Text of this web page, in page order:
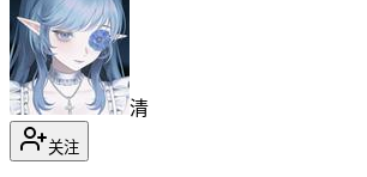
清
关注